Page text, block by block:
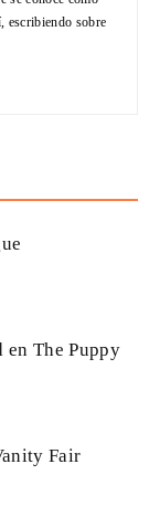
escribiendo sobre
en The Puppy
Fair